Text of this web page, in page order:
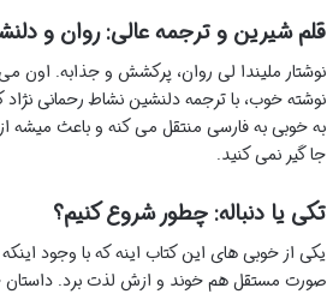
قلم شیرین و ترجمه عالی: روان و
نوشتار ملیندا لی روان، پرکشش و جذابه. اون
نوشته خوب، با ترجمه دلنشین نشاط رحمانی
به خوبی به فارسی منتقل می کنه و باعث
جا گیر نمی کنید.
تکی یا دنباله: چطور شروع کنیم؟
یکی از خوبی های این کتاب اینه که با وجود
صورت مستقل هم خوند و ازش لذت برد.